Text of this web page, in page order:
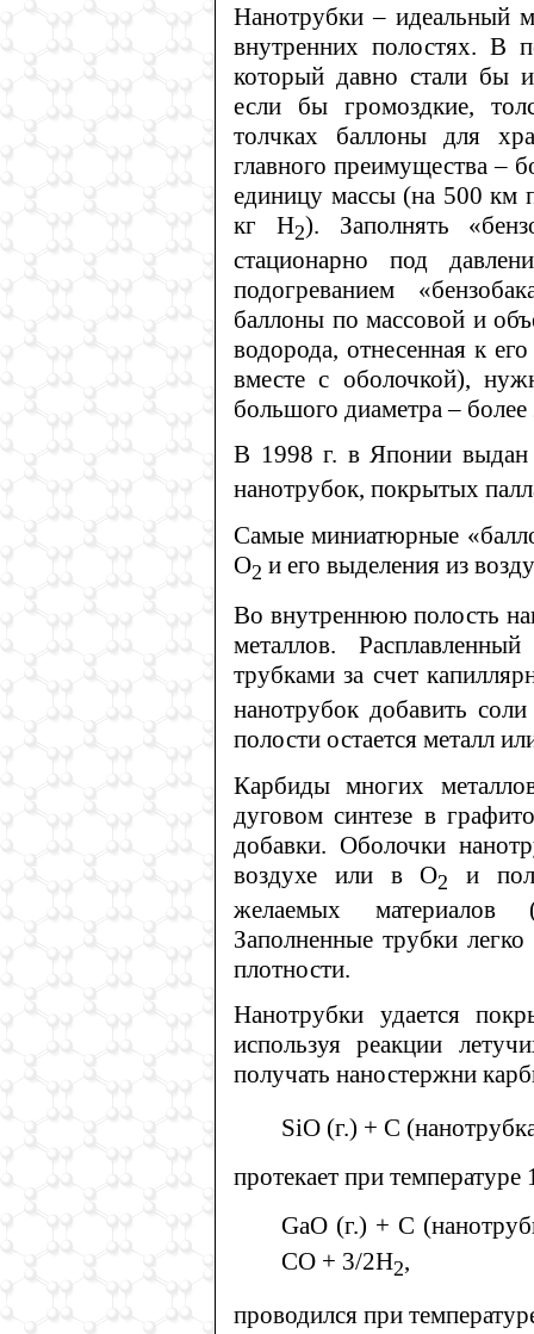
Нанотрубки – идеальный
внутренних полостях. В
который давно стали бы
если бы громоздкие,
толчках баллоны для
главного преимущества –
единицу массы (на 500 км
кг Н2). Заполнять
стационарно под
подогреванием
баллоны по массовой и
водорода, отнесенная к
вместе с оболочкой),
большого диаметра –
В 1998 г. в Японии выдан
нанотрубок, покрытых
Самые миниатюрные
О2 и его выделения из
Во внутреннюю полость
металлов.
трубками за счет
нанотрубок добавить
полости остается металл
Карбиды многих
дуговом синтезе в
добавки. Оболочки
воздухе или в О2
и
желаемых материалов
Заполненные трубки
плотности.
Нанотрубки удается
используя реакции
получать наностержни
SiO (г.) + С
протекает при
GаО (г.) + С
СО + 3/2Н2,
проводился при